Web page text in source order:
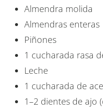
Almendra molida
Almendras enteras
Piñones
1 cucharada rasa
Leche
1 cucharada de
1–2 dientes de ajo